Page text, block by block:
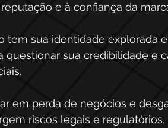
e à confiança da
tem sua identidade explorada
questionar sua credibilidade e
em perda de negócios e
riscos legais e